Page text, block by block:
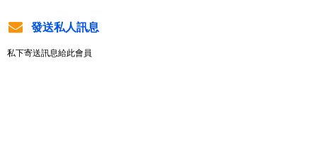
發送私人訊息
私下寄送訊息給此會員